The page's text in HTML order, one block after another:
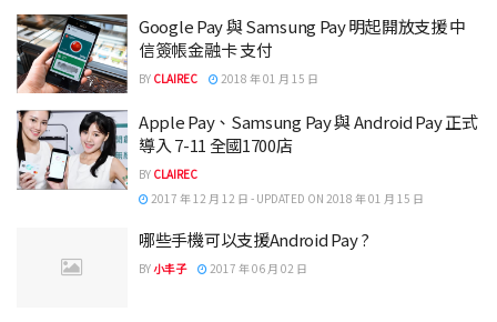
Google Pay 與 Samsung Pay 明起開放支援 中
信簽帳金融卡 支付
BY CLAIREC 2018 年 01 月 15 日
Apple Pay、Samsung Pay 與 Android Pay 正式
導入 7-11 全國1700店
BY CLAIREC
2017 年 12 月 12 日 - UPDATED ON 2018 年 01 月 15 日
哪些手機可以支援Android Pay ?
BY小丰子 2017 年 06 月 02 日